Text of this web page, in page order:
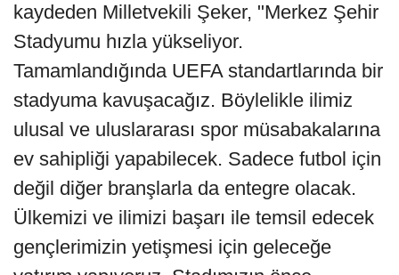
kaydeden Milletvekili Şeker, "Merkez Şehir
Stadyumu hızla yükseliyor.
Tamamlandığında UEFA standartlarında bir
stadyuma kavuşacağız. Böylelikle ilimiz
ulusal ve uluslararası spor müsabakalarına
ev sahipliği yapabilecek. Sadece futbol için
değil diğer branşlarla da entegre olacak.
Ülkemizi ve ilimizi başarı ile temsil edecek
gençlerimizin yetişmesi için geleceğe